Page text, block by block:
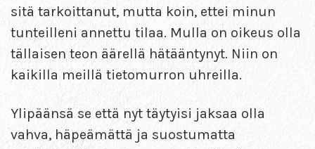
sitä tarkoittanut, mutta koin, ettei minun
tunteilleni annettu tilaa. Mulla on oikeus olla
tällaisen teon äärellä hätääntynyt. Niin on
kaikilla meillä tietomurron uhreilla.
Ylipäänsä se että nyt täytyisi jaksaa olla
vahva, häpeämättä ja suostumatta